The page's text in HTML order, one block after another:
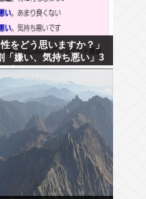
性をどう思いますか？」
「嫌い、気持ち悪い」3
事ではない」と回答。